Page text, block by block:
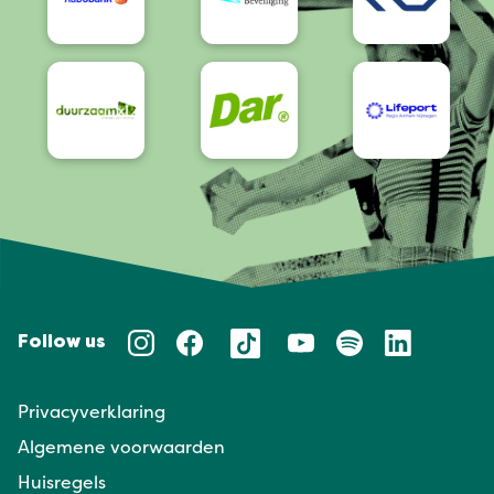
Follow us
Privacyverklaring
Algemene voorwaarden
Huisregels